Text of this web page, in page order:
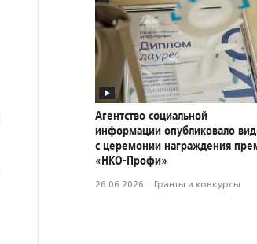
Агентство социальной
информации опубликовало
с церемонии награждения
«НКО-Профи»
26.06.2026 · Гранты и конкурсы